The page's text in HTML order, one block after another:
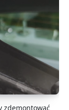
zdemontować